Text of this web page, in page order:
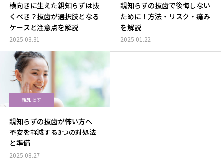
横向きに生えた親知らずは抜
くべき？抜歯が選択肢となる
ケースと注意点を解説
2025.03.31
親知らずの抜歯で後悔しない
ために！方法・リスク・痛み
を解説
2025.01.22
親知らず
親知らずの抜歯が怖い方へ
不安を軽減する3つの対処法
と準備
2025.08.27